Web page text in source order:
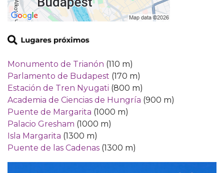
Monumento de Trianón (110 m)
Parlamento de Budapest (170 m)
Estación de Tren Nyugati (800 m)
Academia de Ciencias de Hungría (900 m)
Puente de Margarita (1000 m)
Palacio Gresham (1000 m)
Isla Margarita (1300 m)
Puente de las Cadenas (1300 m)